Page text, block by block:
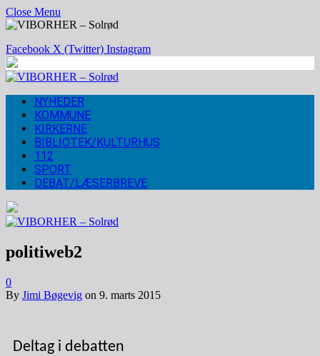
Close Menu
Facebook X (Twitter) Instagram
NYHEDER
KOMMUNE
KIRKERNE
BIBLIOTEK/KULTURHUS
112
SPORT
DEBAT/LÆSERBREVE
politiweb2
0
By Jimi Bøgevig on 9. marts 2015
Deltag i debatten